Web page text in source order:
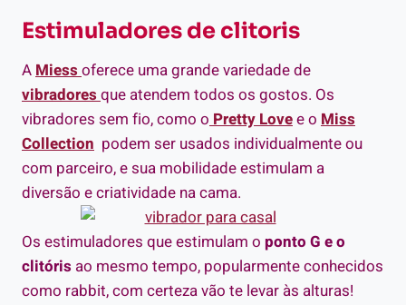
Estimuladores de clitoris
AMiessoferece uma grande variedade de
vibradoresque atendem todos os gostos. Os
vibradores sem fio, como o Pretty Lovee o Miss
Collection podem ser usados individualmente ou
com parceiro, e sua mobilidade estimulam a
diversão e criatividade na cama.
Os estimuladores que estimulam o ponto G e o
clitóris ao mesmo tempo, popularmente conhecidos
como rabbit, com certeza vão te levar às alturas!